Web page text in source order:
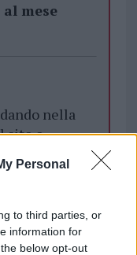
Personal
to third parties, or
information for
below opt-out
al mese
nella
sito o